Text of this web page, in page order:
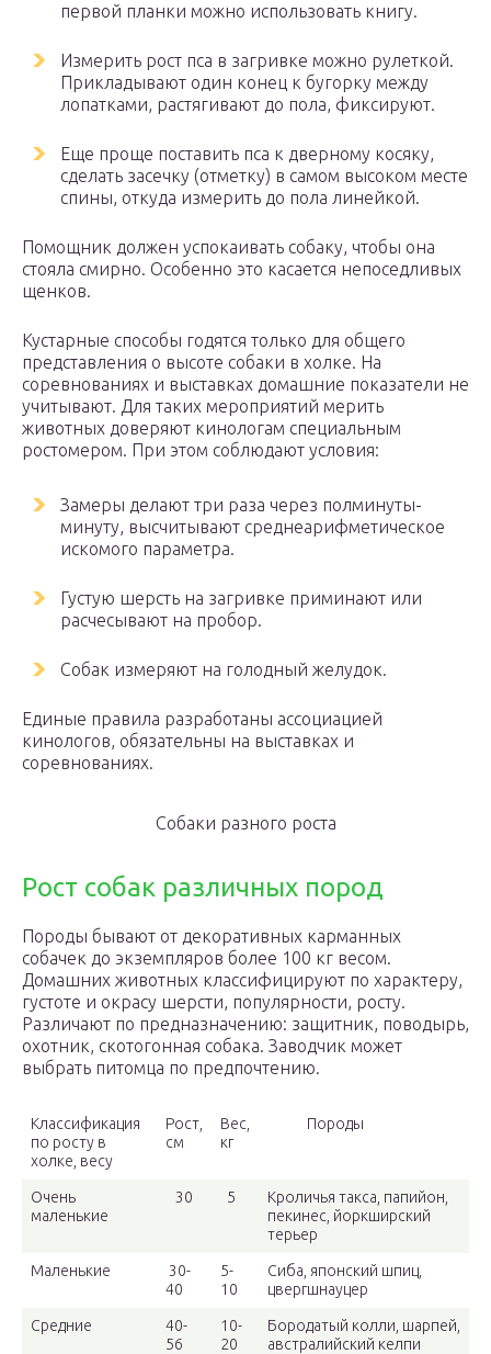
первой планки можно использовать книгу.
Измерить рост пса в загривке можно рулеткой.
Прикладывают один конец к бугорку между
лопатками, растягивают до пола, фиксируют.
Еще проще поставить пса к дверному косяку,
сделать засечку (отметку) в самом высоком месте
спины, откуда измерить до пола линейкой.
Помощник должен успокаивать собаку, чтобы она
стояла смирно. Особенно это касается непоседливых
щенков.
Кустарные способы годятся только для общего
представления о высоте собаки в холке. На
соревнованиях и выставках домашние показатели не
учитывают. Для таких мероприятий мерить
животных доверяют кинологам специальным
ростомером. При этом соблюдают условия:
Замеры делают три раза через полминуты-
минуту, высчитывают среднеарифметическое
искомого параметра.
Густую шерсть на загривке приминают или
расчесывают на пробор.
Собак измеряют на голодный желудок.
Единые правила разработаны ассоциацией
кинологов, обязательны на выставках и
соревнованиях.
Собаки разного роста
Рост собак различных пород
Породы бывают от декоративных карманных
собачек до экземпляров более 100 кг весом.
Домашних животных классифицируют по характеру,
густоте и окрасу шерсти, популярности, росту.
Различают по предназначению: защитник, поводырь,
охотник, скотогонная собака. Заводчик может
выбрать питомца по предпочтению.
Классификация
по росту в
холке, весу
Рост,
см
Вес,
кг
Породы
Очень
маленькие
30 5
Кроличья такса, папийон,
пекинес, йоркширский
терьер
Маленькие
30-
40
5-
10
Сиба, японский шпиц,
цвергшнауцер
Средние
40-
56
10-
20
Бородатый колли, шарпей,
австралийский келпи